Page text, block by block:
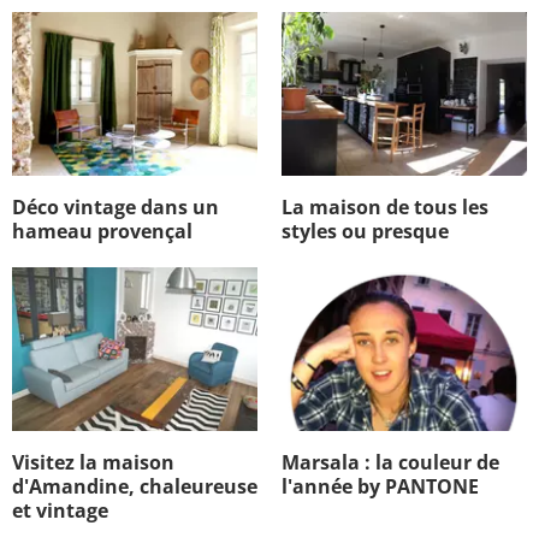
Déco vintage dans un
hameau provençal
La maison de tous les
styles ou presque
Visitez la maison
d'Amandine, chaleureuse
et vintage
Marsala : la couleur de
l'année by PANTONE